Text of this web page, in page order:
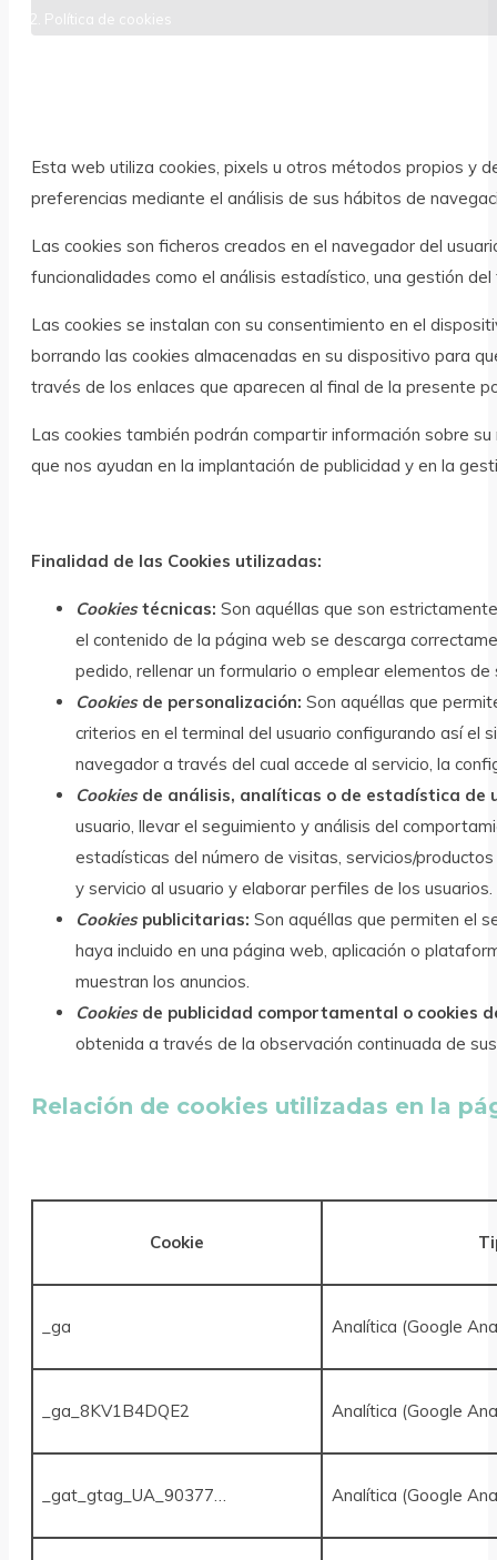
Política de cookies
Esta web utiliza cookies, pixels u otros métodos propios y
preferencias mediante el análisis de sus hábitos de
Las cookies son ficheros creados en el navegador del
funcionalidades como el análisis estadístico, una gestión
Las cookies se instalan con su consentimiento en el
borrando las cookies almacenadas en su dispositivo para
través de los enlaces que aparecen al final de la presente
Las cookies también podrán compartir información sobre
que nos ayudan en la implantación de publicidad y en la
Finalidad de las Cookies utilizadas:
Cookiestécnicas: Son aquéllas que son
el contenido de la página web se descarga
pedido, rellenar un formulario o emplear elementos
Cookiesde personalización: Son aquéllas que
criterios en el terminal del usuario configurando así el
navegador a través del cual accede al servicio, la
Cookies de análisis, analíticas o de estadística de
usuario, llevar el seguimiento y análisis del
estadísticas del número de visitas, servicios/
y servicio al usuario y elaborar perfiles de los
Cookies publicitarias: Son aquéllas que permiten el
haya incluido en una página web, aplicación o
muestran los anuncios.
Cookies de publicidad comportamental o cookies
obtenida a través de la observación continuada de
Relación de cookies utilizadas en la
Cookie
_ga Analítica (Google
_ga_8KV1B4DQE2 Analítica (Google
_gat_gtag_UA_90377… Analítica (Google